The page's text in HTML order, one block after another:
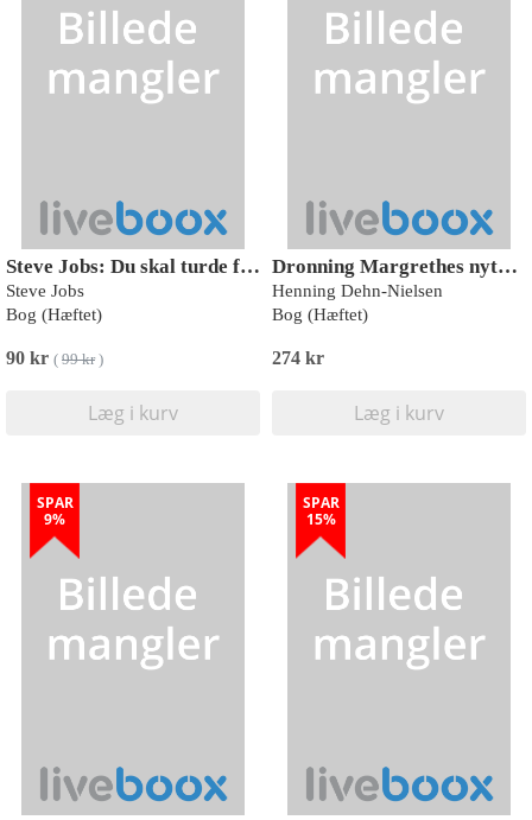
Steve Jobs: Du skal turde følge din intuition
Steve Jobs
Bog (Hæftet)
90 kr ( 99 kr)
Læg i kurv
Dronning Margrethes nytårstaler
Henning Dehn-Nielsen
Bog (Hæftet)
274 kr
Læg i kurv
SPAR
9%
SPAR
15%